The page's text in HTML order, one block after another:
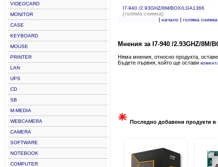
VIDEOCARD
MONITOR
CASE
KEYBOARD
MOUSE
PRINTER
LAN
UPS
CD
SB
M-MEDIA
WEBCAMERA
CAMERA
SOFTWARE
NOTEBOOK
COMPUTER
I7-940 /2.93GHZ/8M/BOX/LGA1366
(голяма снимка)
| начало| голяма снимка
Мнения за I7-940 /2.93GHZ/8M/
Няма мнения, относно продукта,
Бъдете първия, който ще остави
Последно добавени продукти в